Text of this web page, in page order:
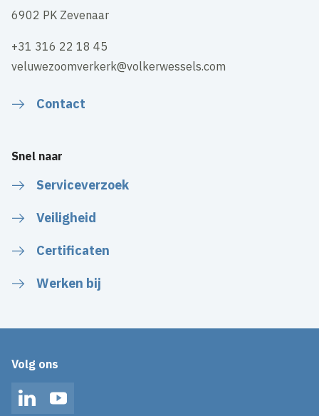
6902 PK Zevenaar
+31 316 22 18 45
veluwezoomverkerk@volkerwessels.com
Contact
Snel naar
Serviceverzoek
Veiligheid
Certificaten
Werken bij
Volg ons
LinkedInYouTube